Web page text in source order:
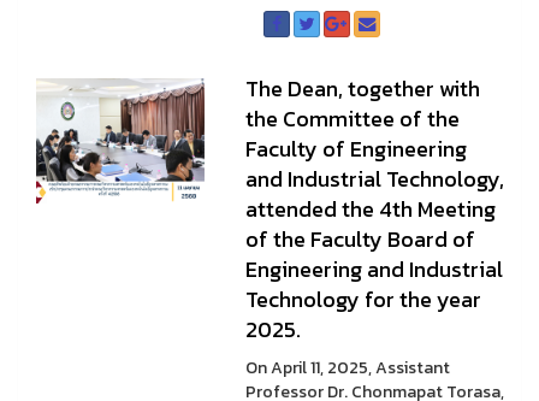
The Dean, together with
the Committee of the
Faculty of Engineering
and Industrial Technology,
attended the 4th Meeting
of the Faculty Board of
Engineering and Industrial
Technology for the year
2025.
On April 11, 2025, Assistant
Professor Dr. Chonmapat Torasa,